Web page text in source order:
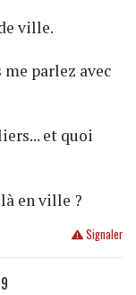
ville.
me parlez avec
et quoi
en ville ?
Signaler